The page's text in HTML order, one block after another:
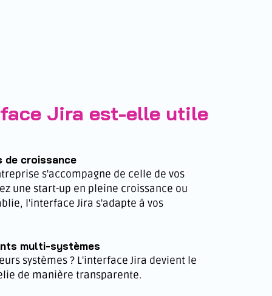
Jira est-elle utile
de croissance
s'accompagne de celle de vos
une start-up en pleine croissance ou
l'interface Jira s'adapte à vos
multi-systèmes
systèmes ? L'interface Jira devient le
de manière transparente.